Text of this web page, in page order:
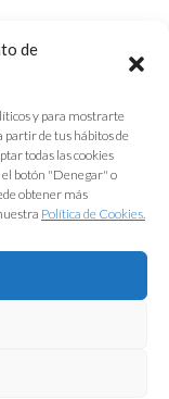
de
y para mostrarte
partir de tus hábitos de
todas las cookies
el botón "Denegar" o
obtener más
Política de Cookies.